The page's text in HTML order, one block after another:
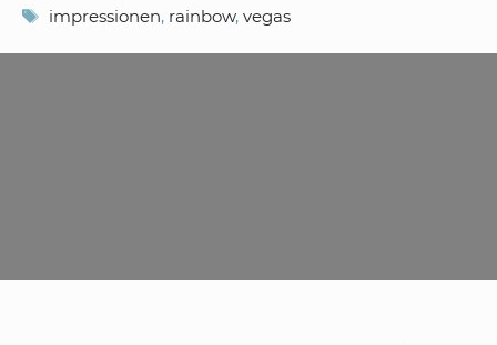
Schlagwörter
impressionen, rainbow, vegas